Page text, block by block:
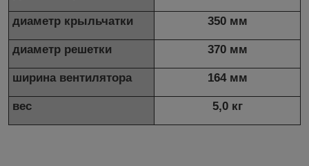
диаметр крыльчатки 350 мм
диаметр решетки 370 мм
ширина вентилятора 164 мм
вес 5,0 кг